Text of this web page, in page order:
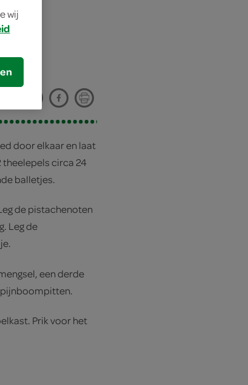
door elkaar en laat
circa 24
balletjes.
de pistachenoten
Leg de
een derde
Prik voor het
wij